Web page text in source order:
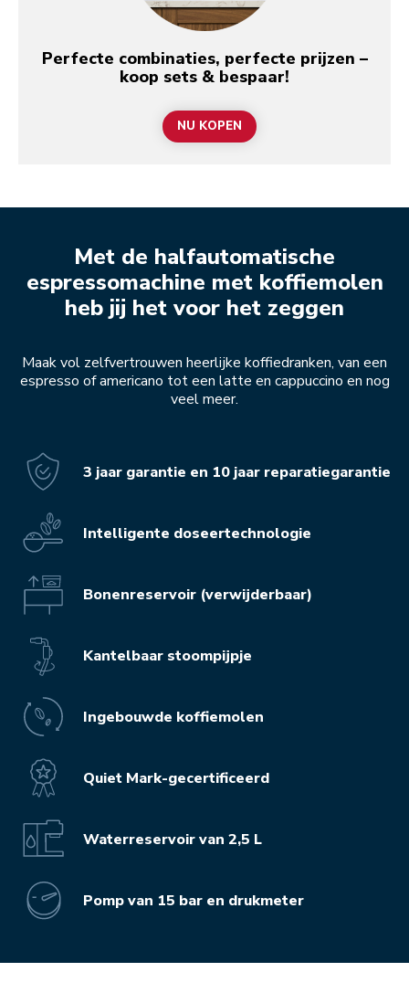
Perfecte combinaties, perfecte prijzen –
koop sets & bespaar!
NU KOPEN
Met de halfautomatische
espressomachine met koffiemolen
heb jij het voor het zeggen
Maak vol zelfvertrouwen heerlijke koffiedranken, van een
espresso of americano tot een latte en cappuccino en nog
veel meer.
3 jaar garantie en 10 jaar reparatiegarantie
Intelligente doseertechnologie
Bonenreservoir (verwijderbaar)
Kantelbaar stoompijpje
Ingebouwde koffiemolen
Quiet Mark-gecertificeerd
Waterreservoir van 2,5 L
Pomp van 15 bar en drukmeter